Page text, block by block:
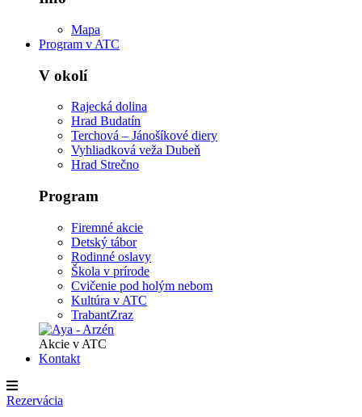
Mapa
Program v ATC
V okolí
Rajecká dolina
Hrad Budatín
Terchová – Jánošíkové diery
Vyhliadková veža Dubeň
Hrad Strečno
Program
Firemné akcie
Detský tábor
Rodinné oslavy
Škola v prírode
Cvičenie pod holým nebom
Kultúra v ATC
TrabantZraz
Akcie v ATC
Kontakt
Rezervácia